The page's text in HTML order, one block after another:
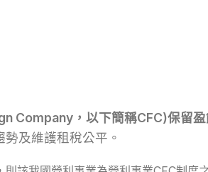
Company，以下簡稱CFC)保留
勢及維護租稅公平。